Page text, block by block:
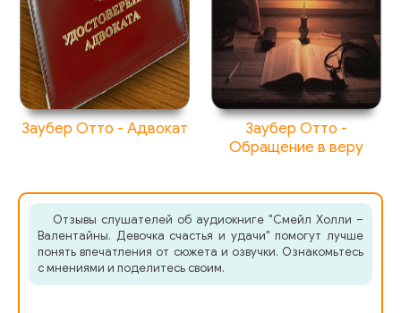
Заубер Отто - Адвокат
Заубер Отто -
Обращение в веру
Отзывы слушателей об аудиокниге "Смейл Холли –
Валентайны. Девочка счастья и удачи" помогут лучше
понять впечатления от сюжета и озвучки. Ознакомьтесь
с мнениями и поделитесь своим.